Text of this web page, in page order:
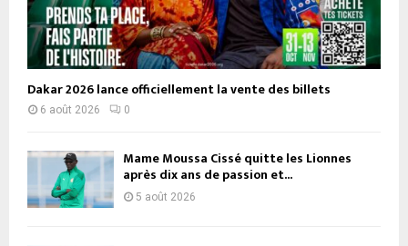
Dakar 2026 lance officiellement la vente des billets
6 août 2026 0
Mame Moussa Cissé quitte les Lionnes
après dix ans de passion et...
5 août 2026